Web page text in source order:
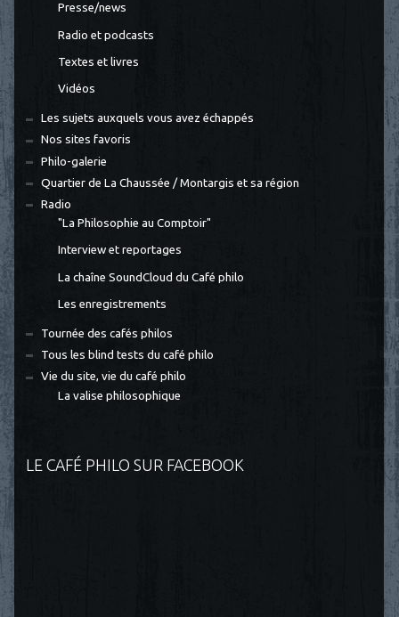
Presse/news
Radio et podcasts
Textes et livres
Vidéos
Les sujets auxquels vous avez échappés
Nos sites favoris
Philo-galerie
Quartier de La Chaussée / Montargis et sa région
Radio
"La Philosophie au Comptoir"
Interview et reportages
La chaîne SoundCloud du Café philo
Les enregistrements
Tournée des cafés philos
Tous les blind tests du café philo
Vie du site, vie du café philo
La valise philosophique
LE CAFÉ PHILO SUR FACEBOOK